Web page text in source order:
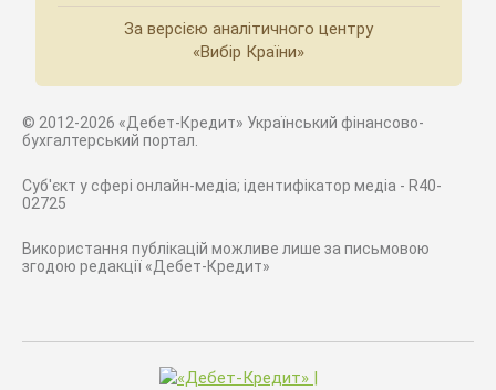
За версією аналітичного центру
«Вибір Країни»
© 2012-2026 «Дебет-Кредит» Український фінансово-
бухгалтерський портал.
Суб'єкт у сфері онлайн-медіа; ідентифікатор медіа - R40-
02725
Використання публікацій можливе лише за письмовою
згодою редакції «Дебет-Кредит»